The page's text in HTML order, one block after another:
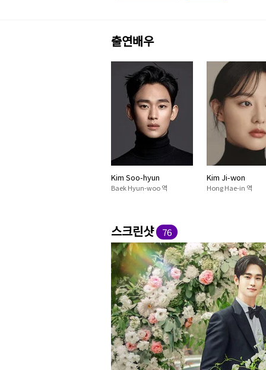
출연배우
Kim Soo-hyun
Baek Hyun-woo 역
Kim Ji-won
Hong Hae-in 역
스크린샷 76